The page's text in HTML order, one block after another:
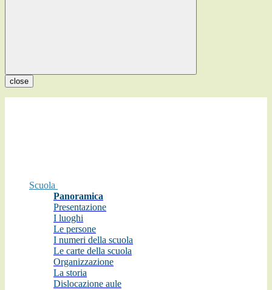
close
Scuola
Panoramica
Presentazione
I luoghi
Le persone
I numeri della scuola
Le carte della scuola
Organizzazione
La storia
Dislocazione aule